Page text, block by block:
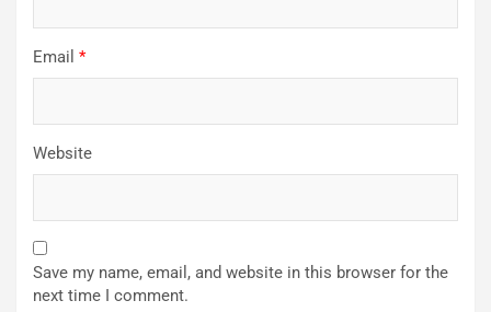
Email *
Website
Save my name, email, and website in this browser for the
next time I comment.